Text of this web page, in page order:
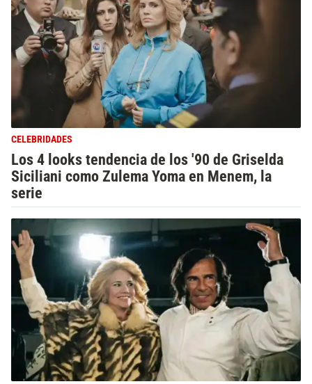
CELEBRIDADES
Los 4 looks tendencia de los '90 de Griselda
Siciliani como Zulema Yoma en Menem, la
serie